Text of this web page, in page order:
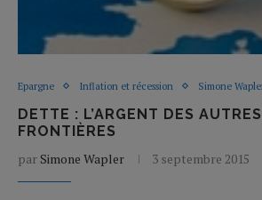
Epargne Inflation et récession Simone
DETTE : L’ARGENT DES
FRONTIÈRES
par Simone Wapler 3 septembre 2015